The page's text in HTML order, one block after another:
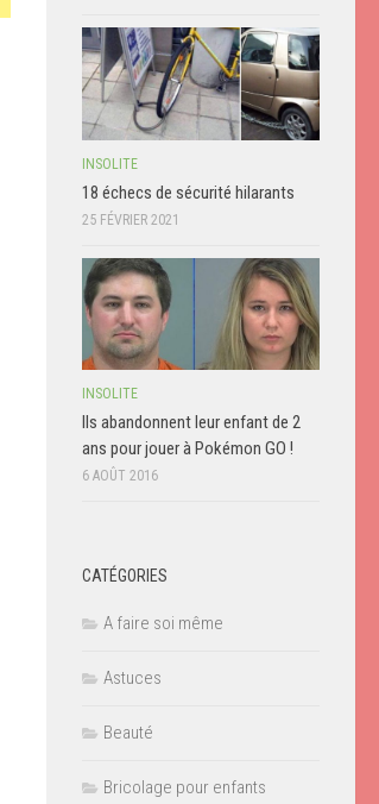
INSOLITE
18 échecs de sécurité hilarants
25 FÉVRIER 2021
INSOLITE
Ils abandonnent leur enfant de 2
ans pour jouer à Pokémon GO !
6 AOÛT 2016
CATÉGORIES
A faire soi même
Astuces
Beauté
Bricolage pour enfants